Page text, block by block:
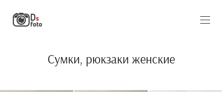
Сумки, рюкзаки женские